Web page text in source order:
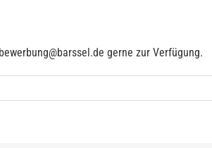
gerne zur Verfügung.